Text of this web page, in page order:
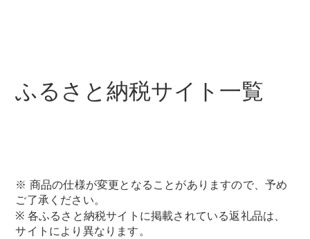
A-Class
B-Class
ショールー
ム
Coupé
ふるさと納税サイト一覧
※ 商品の仕様が変更となることがありますので、予め
ご了承ください。
※ 各ふるさと納税サイトに掲載されている返礼品は、
サイトにより異なります。